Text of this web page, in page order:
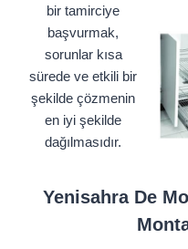
bir tamirciye
başvurmak,
sorunlar kısa
sürede ve etkili bir
şekilde çözmenin
en iyi şekilde
dağılmasıdır.
Yenisahra De